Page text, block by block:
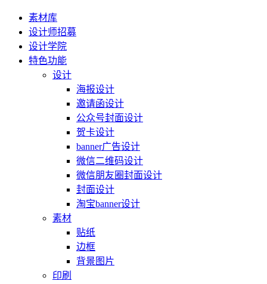
素材库
设计师招募
设计学院
特色功能
设计
海报设计
邀请函设计
公众号封面设计
贺卡设计
banner广告设计
微信二维码设计
微信朋友圈封面设计
封面设计
淘宝banner设计
素材
贴纸
边框
背景图片
印刷